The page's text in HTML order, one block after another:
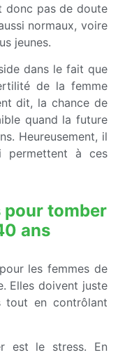
donc pas de doute
normaux, voire
jeunes.
dans le fait que
de la femme
dit, la chance de
quand la future
Heureusement, il
permettent à ces
pour tomber
ans
les femmes de
Elles doivent juste
tout en contrôlant
est le stress. En